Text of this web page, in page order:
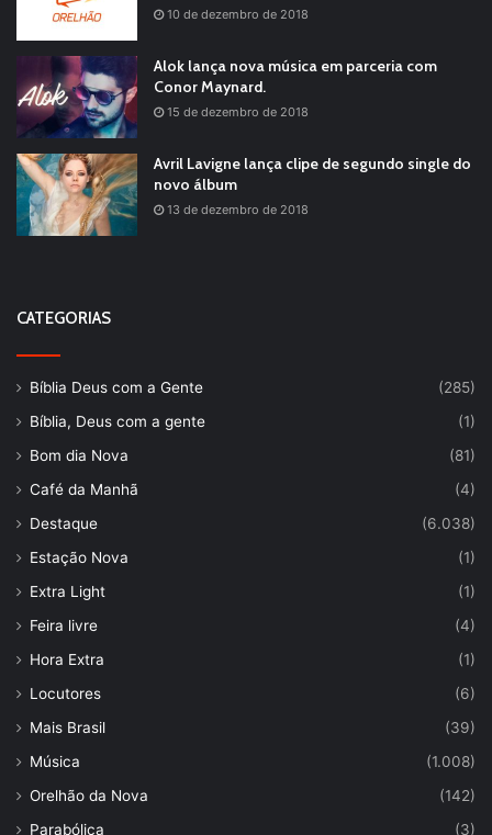
10 de dezembro de 2018
Alok lança nova música em parceria com
Conor Maynard.
15 de dezembro de 2018
Avril Lavigne lança clipe de segundo single do
novo álbum
13 de dezembro de 2018
CATEGORIAS
Bíblia Deus com a Gente
(285)
Bíblia, Deus com a gente
(1)
Bom dia Nova
(81)
Café da Manhã
(4)
Destaque
(6.038)
Estação Nova
(1)
Extra Light
(1)
Feira livre
(4)
Hora Extra
(1)
Locutores
(6)
Mais Brasil
(39)
Música
(1.008)
Orelhão da Nova
(142)
Parabólica
(3)